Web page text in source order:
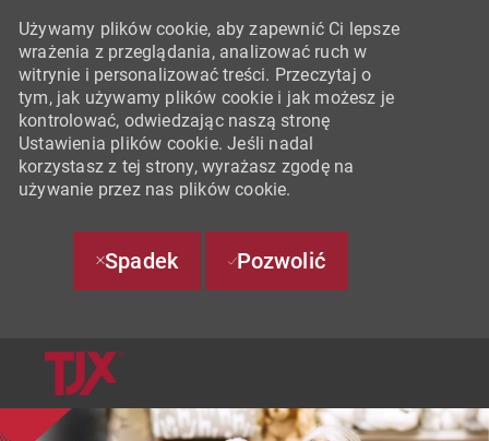
Używamy plików cookie, aby zapewnić Ci lepsze
wrażenia z przeglądania, analizować ruch w
witrynie i personalizować treści. Przeczytaj o
tym, jak używamy plików cookie i jak możesz je
kontrolować, odwiedzając naszą stronę
Ustawienia plików cookie. Jeśli nadal
korzystasz z tej strony, wyrażasz zgodę na
używanie przez nas plików cookie.
Spadek Pozwolić